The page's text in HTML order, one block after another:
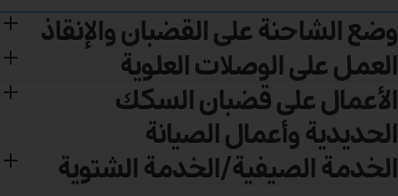
وضع الشاحنة على القضبان والإنقاذ
العمل على الوصلات العلوية
الأعمال على قضبان السكك
الحديدية وأعمال الصيانة
الخدمة الصيفية/الخدمة الشتوية